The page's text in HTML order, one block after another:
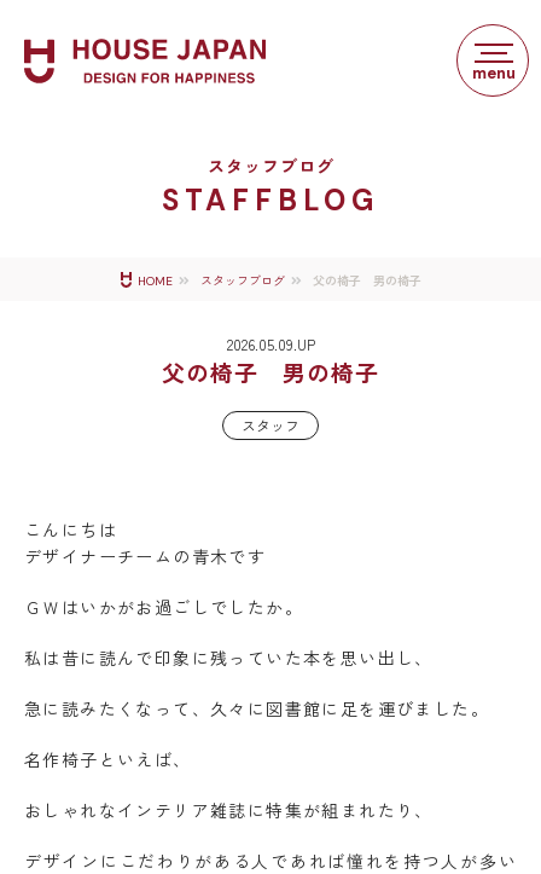
スタッフブログ
STAFFBLOG
HOME スタッフブログ 父の椅子 男の椅子
2026.05.09.UP
父の椅子 男の椅子
スタッフ
こんにちは
デザイナーチームの青木です
ＧＷはいかがお過ごしでしたか。
私は昔に読んで印象に残っていた本を思い出し、
急に読みたくなって、久々に図書館に足を運びました。
名作椅子といえば、
おしゃれなインテリア雑誌に特集が組まれたり、
デザインにこだわりがある人であれば憧れを持つ人が多い